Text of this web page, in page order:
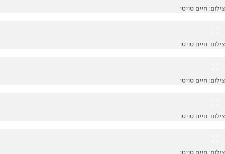
צילום: חיים טויטו
צילום: חיים טויטו
צילום: חיים טויטו
צילום: חיים טויטו